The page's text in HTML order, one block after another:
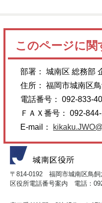
このページに関
部署： 城南区 総務部
住所： 福岡市城南区
電話番号： 092-833-
ＦＡＸ番号： 092-
E-mail：
〒814-0192 福岡市城南区鳥飼
区役所電話番号案内 電話：